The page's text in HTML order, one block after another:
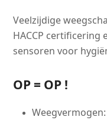
Veelzijdige
HACCP
sensoren voor
OP = OP !
Weegvermogen: